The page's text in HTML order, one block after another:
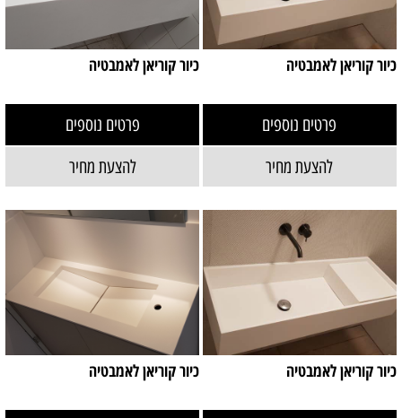
כיור קוריאן לאמבטיה
פרטים נוספים
להצעת מחיר
כיור קוריאן לאמבטיה
פרטים נוספים
להצעת מחיר
כיור קוריאן לאמבטיה כיור קוריאן לאמבטיה